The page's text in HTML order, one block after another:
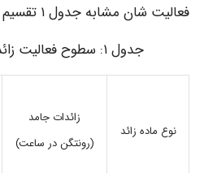
فعالیت شان مشابه جدول ۱ تقسیم بندی می شوند.
جدول ۱: سطوح فعالیت زائدات رادیواکتیو
نوع ماده زائد
زائدات جامد
(رونتگن در ساعت)